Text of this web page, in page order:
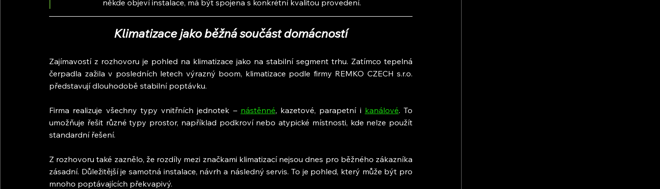
někde objeví instalace, má být spojena s konkrétní kvalitou provedení.
Klimatizace jako běžná součást domácností
Zajímavostí z rozhovoru je pohled na klimatizace jako na stabilní segment trhu. Zatímco tepelná
čerpadla zažila v posledních letech výrazný boom, klimatizace podle firmy REMKO CZECH s.r.o.
představují dlouhodobě stabilní poptávku.
Firma realizuje všechny typy vnitřních jednotek – nástěnné, kazetové, parapetní i kanálové. To
umožňuje řešit různé typy prostor, například podkroví nebo atypické místnosti, kde nelze použít
standardní řešení.
Z rozhovoru také zaznělo, že rozdíly mezi značkami klimatizací nejsou dnes pro běžného zákazníka
zásadní. Důležitější je samotná instalace, návrh a následný servis. To je pohled, který může být pro
mnoho poptávajících překvapivý.